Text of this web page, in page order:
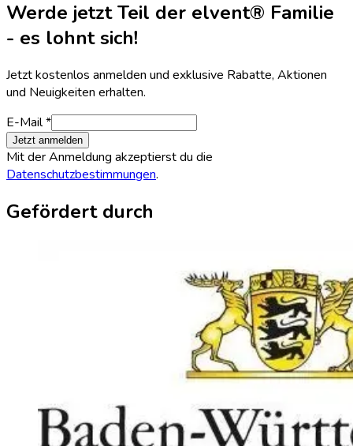
Werde jetzt Teil der elvent® Familie
- es lohnt sich!
Jetzt kostenlos anmelden und exklusive Rabatte, Aktionen
und Neuigkeiten erhalten.
E-Mail *
Jetzt anmelden
Mit der Anmeldung akzeptierst du die
Datenschutzbestimmungen.
Gefördert durch